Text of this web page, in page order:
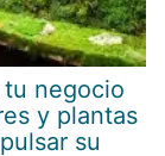
tu negocio
y plantas
su